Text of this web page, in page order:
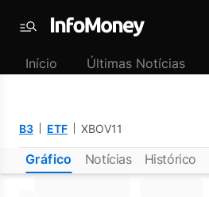
Menu
Início Últimas Notícias
B3 ETF XBOV11
Gráfico Notícias Histórico